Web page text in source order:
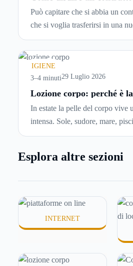
modo corretto ed efficace
Può capitare che si abbia un
che si voglia trasferirsi in una
abbiano problemi a pagare il
comincia a cercare un’altra
chiedersi se è possibile
locazioneprima che scada. In
capiremo come inviare la
IGIENE
3–4 minuti29 Luglio 2026
Lozione corpo: perché è
In estate la pelle del corpo vive
intensa. Sole, sudore, mare,
frequenti e aria condizionata
meno confortevole. Eppure,
o difficili da assorbire.
Esplora altre sezioni
INTERNET